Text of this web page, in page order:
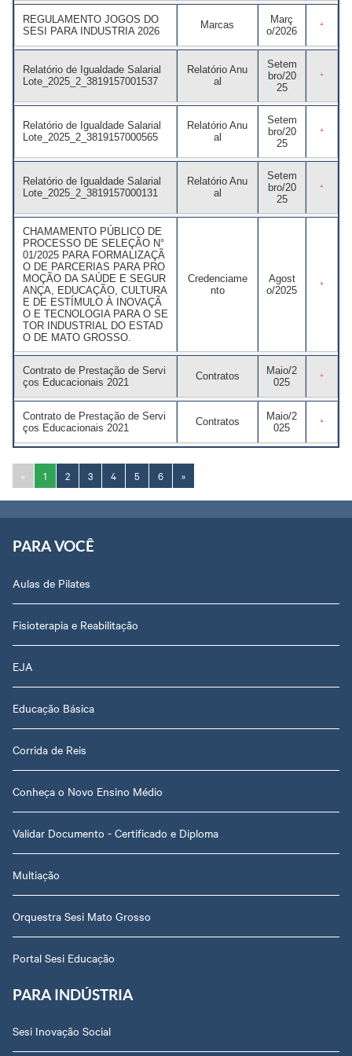
Cadastre-se em nossa
Newsletter
Sesi Viva Bem
Consultas e Exames
Ocupacionais
Treinamentos das
Normas
Regulamentadoras
Downloads
Credenciamento
Privacidade e Proteção
de Dados
REGULAMENTO JOGOS DO
SESI PARA INDUSTRIA 2026
Marcas
Març
o/2026
Relatório de Igualdade Salarial
Lote_2025_2_3819157001537
Relatório Anu
al
Setem
bro/20
25
Relatório de Igualdade Salarial
Lote_2025_2_3819157000565
Relatório Anu
al
Setem
bro/20
25
Relatório de Igualdade Salarial
Lote_2025_2_3819157000131
Relatório Anu
al
Setem
bro/20
25
CHAMAMENTO PÚBLICO DE
PROCESSO DE SELEÇÃO N°
01/2025 PARA FORMALIZAÇÃ
O DE PARCERIAS PARA PRO
MOÇÃO DA SAÚDE E SEGUR
ANÇA, EDUCAÇÃO, CULTURA
E DE ESTÍMULO À INOVAÇÃ
O E TECNOLOGIA PARA O SE
TOR INDUSTRIAL DO ESTAD
O DE MATO GROSSO.
Credenciame
nto
Agost
o/2025
Contrato de Prestação de Servi
ços Educacionais 2021
Contratos
Maio/2
025
Contrato de Prestação de Servi
ços Educacionais 2021
Contratos
Maio/2
025
« 1 2 3 4 5 6 »
PARA VOCÊ
Aulas de Pilates
Fisioterapia e Reabilitação
EJA
Educação Básica
Corrida de Reis
Conheça o Novo Ensino Médio
Validar Documento - Certificado e Diploma
Multiação
Orquestra Sesi Mato Grosso
Portal Sesi Educação
PARA INDÚSTRIA
Sesi Inovação Social